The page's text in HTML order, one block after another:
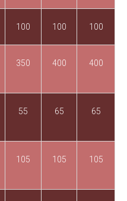
100 100 100
350 400 400
55 65 65
105 105 105